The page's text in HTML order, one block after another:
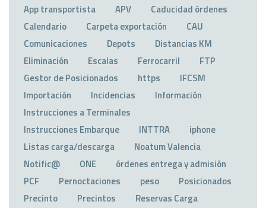
App transportista
APV
Caducidad órdenes
Calendario
Carpeta exportación
CAU
Comunicaciones
Depots
Distancias KM
Eliminación
Escalas Ferrocarril
FTP
Gestor de Posicionados
https
IFCSM
Importación
Incidencias
Información
Instrucciones a Terminales
Instrucciones Embarque
INTTRA
iphone
Listas carga/descarga
Noatum Valencia
Notific@
ONE
órdenes entrega y admisión
PCF
Pernoctaciones peso
Posicionados
Precinto
Precintos
Reservas Carga